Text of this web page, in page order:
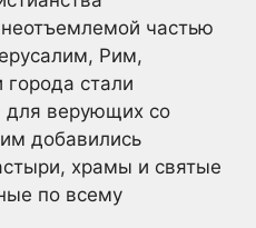
частью
Рим,
города стали
для верующих со
добавились
храмы и святые
по всему